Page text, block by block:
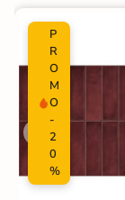
P
R
O
M
O
-
2
0
%